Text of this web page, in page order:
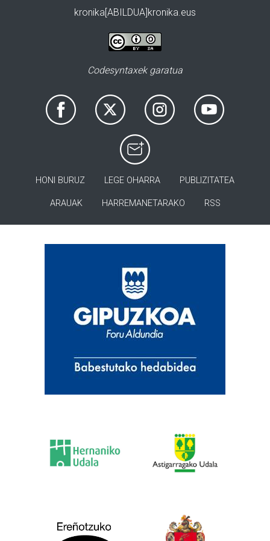
kronika[ABILDUA]kronika.eus
Codesyntaxek garatua
HONI BURUZ LEGE OHARRA PUBLIZITATEA
ARAUAK HARREMANETARAKO RSS